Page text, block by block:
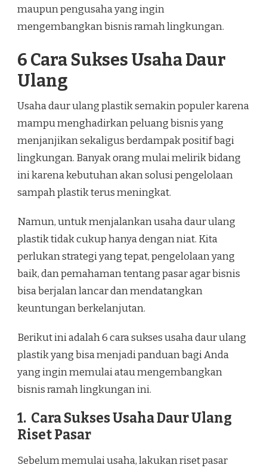
maupun pengusaha yang ingin
mengembangkan bisnis ramah lingkungan.
6 Cara Sukses Usaha Daur
Ulang
Usaha daur ulang plastik semakin populer karena
mampu menghadirkan peluang bisnis yang
menjanjikan sekaligus berdampak positif bagi
lingkungan. Banyak orang mulai melirik bidang
ini karena kebutuhan akan solusi pengelolaan
sampah plastik terus meningkat.
Namun, untuk menjalankan usaha daur ulang
plastik tidak cukup hanya dengan niat. Kita
perlukan strategi yang tepat, pengelolaan yang
baik, dan pemahaman tentang pasar agar bisnis
bisa berjalan lancar dan mendatangkan
keuntungan berkelanjutan.
Berikut ini adalah 6 cara sukses usaha daur ulang
plastik yang bisa menjadi panduan bagi Anda
yang ingin memulai atau mengembangkan
bisnis ramah lingkungan ini.
1. Cara Sukses Usaha Daur Ulang
Riset Pasar
Sebelum memulai usaha, lakukan riset pasar